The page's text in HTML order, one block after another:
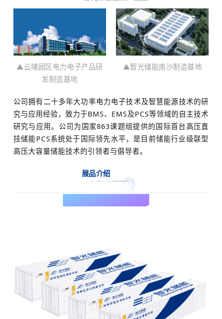
▲云埔园区电力电子产品研
发制造基地
▲智光储能南沙制造基地
公司拥有二十多年大功率电力电子技术及智慧能源技术的研
究与应用经验，致力于BMS、EMS及PCS等领域的自主技术
研究与应用。公司为国家863课题组提供的国际首台高压直
挂储能PCS系统处于国际领先水平，是目前储能行业级联型
高压大容量储能技术的引领者与倡导者。
展品介绍